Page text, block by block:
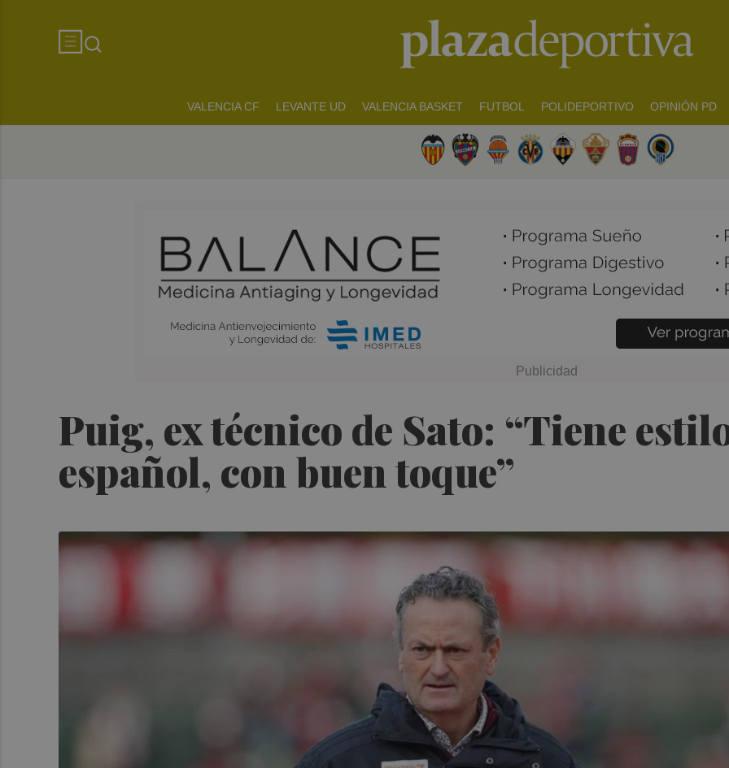
VALENCIA CF LEVANTE UD VALENCIA BASKET FUTBOL POLIDEPORTIVO OPINIÓN PD
Puig, ex técnico de Sato: “Tiene
español, con buen toque”